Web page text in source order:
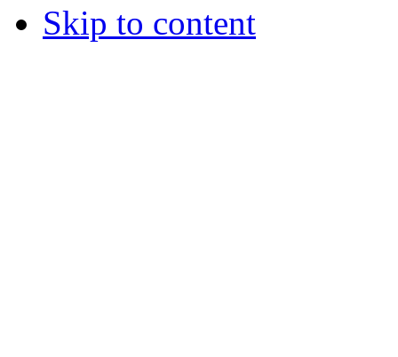
Skip to content